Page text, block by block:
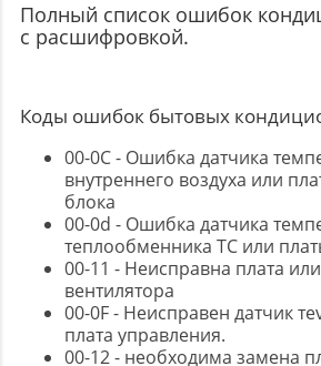
Полный список ошибок
с расшифровкой.
Коды ошибок бытовых
00-0C - Ошибка датчика
внутреннего воздуха или
блока
00-0d - Ошибка датчика
теплообменника TC или
00-11 - Неисправна плата
вентилятора
00-0F - Неисправен датчик
плата управления.
00-12 - необходима замена